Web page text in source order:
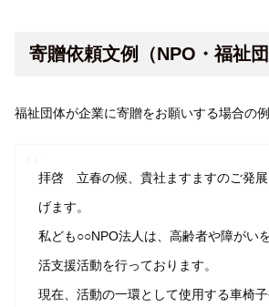
寄贈依頼文例（NPO・福祉団
福祉団体が企業に寄贈をお願いする場合の例
拝啓 立春の候、貴社ますますのご発
げます。
私ども○○NPO法人は、高齢者や障がい
活支援活動を行っております。
現在、活動の一環として使用する車椅